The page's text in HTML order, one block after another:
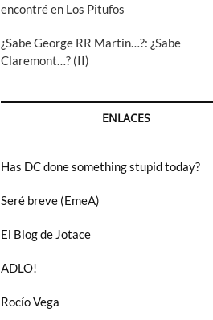
encontré en Los Pitufos
¿Sabe George RR Martin…?: ¿Sabe
Claremont…? (II)
ENLACES
Has DC done something stupid today?
Seré breve (EmeA)
El Blog de Jotace
ADLO!
Rocío Vega